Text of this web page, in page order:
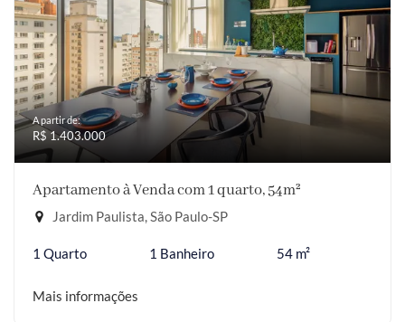
A partir de:
R$ 1.403.000
Apartamento à Venda com 1 quarto, 54m²
Jardim Paulista, São Paulo-SP
1 Quarto 1 Banheiro 54 m²
Mais informações